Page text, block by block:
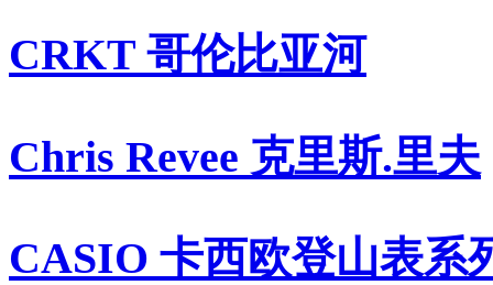
CRKT 哥伦比亚河
Chris Revee 克里斯.里夫
CASIO 卡西欧登山表系